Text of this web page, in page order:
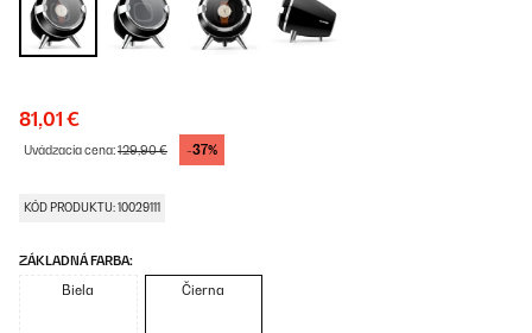
81,01 €
Uvádzacia cena:129,90 € -37%
KÓD PRODUKTU: 10029111
ZÁKLADNÁ FARBA:
Biela Čierna